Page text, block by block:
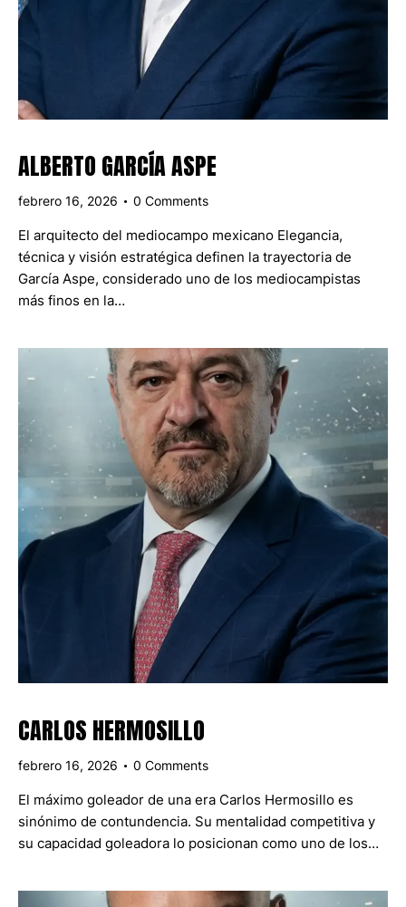
ALBERTO GARCÍA ASPE
febrero 16, 2026 0 Comments
El arquitecto del mediocampo mexicano Elegancia,
técnica y visión estratégica definen la trayectoria de
García Aspe, considerado uno de los mediocampistas
más finos en la…
CARLOS HERMOSILLO
febrero 16, 2026 0 Comments
El máximo goleador de una era Carlos Hermosillo es
sinónimo de contundencia. Su mentalidad competitiva y
su capacidad goleadora lo posicionan como uno de los…